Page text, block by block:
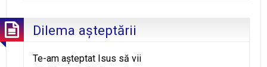
Dilema aşteptării
Te-am aşteptat Isus să vii